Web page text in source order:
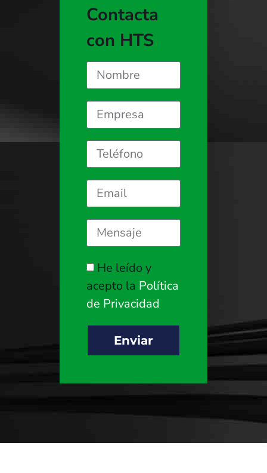
Contacta
con HTS
He leído y
acepto la Política
de Privacidad
Enviar